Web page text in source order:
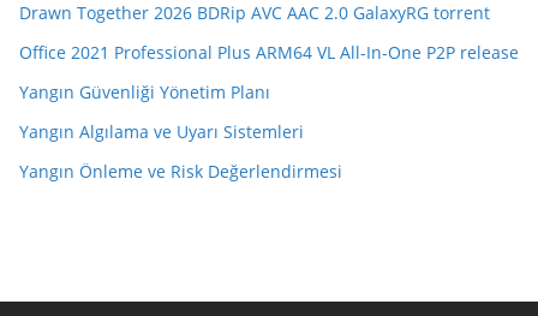
Drawn Together 2026 BDRip AVC AAC 2.0 GalaxyRG torrent
Office 2021 Professional Plus ARM64 VL All-In-One P2P release
Yangın Güvenliği Yönetim Planı
Yangın Algılama ve Uyarı Sistemleri
Yangın Önleme ve Risk Değerlendirmesi